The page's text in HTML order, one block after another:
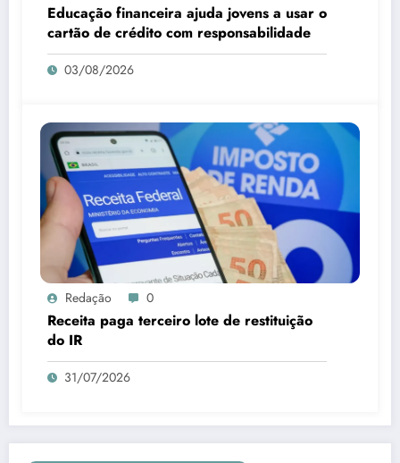
Educação financeira ajuda jovens a usar o
cartão de crédito com responsabilidade
03/08/2026
Redação 0
Receita paga terceiro lote de restituição
do IR
31/07/2026